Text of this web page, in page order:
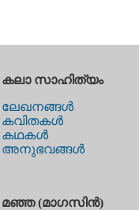
കലാ സാഹിത്യം
ലേഖനങ്ങള്‍
കവിതകള്‍
കഥകള്‍
അനുഭവങ്ങള്‍
മഞ്ഞ (മാഗസിന്‍)